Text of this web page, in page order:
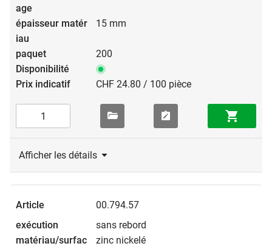
15 mm
200
CHF 24.80 / 100 pièce
Afficher les détails
00.794.57
sans rebord
zinc nickelé